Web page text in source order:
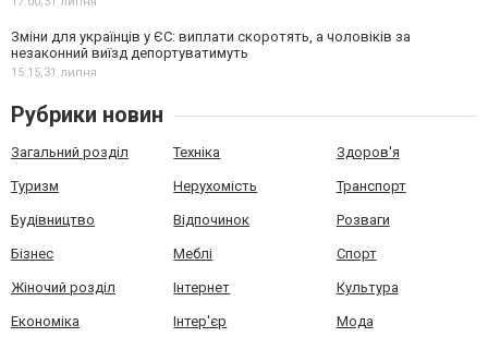
Зміни для українців у ЄС: виплати скоротять, а чоловіків за
незаконний виїзд депортуватимуть
15:15,31 липня
Рубрики новин
Загальний розділ Техніка Здоров'я
Туризм Нерухомість Транспорт
Будівництво Відпочинок Розваги
Бізнес Меблі Спорт
Жіночий розділ Інтернет Культура
Економіка Інтер'єр Мода